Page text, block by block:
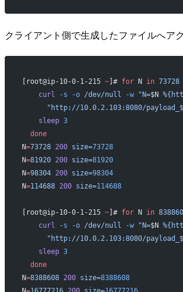
クライアント側で生成したファイルへア
[root@ip-10-0-1-215 ~]# for N in 73728
    curl
-s -o /dev/null -w "N=$N
"http://10.0.2.103:8080/
    sleep
3
  done
N=73728 200 size=73728
N=81920 200 size=81920
N=98304 200 size=98304
N=114688 200 size=114688
[root@ip-10-0-1-215 ~]# for N in
    curl
-s -o /dev/null -w "N=$N
"http://10.0.2.103:8080/
    sleep
3
  done
N=8388608 200 size=8388608